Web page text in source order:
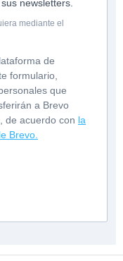
newsletters.
mediante el
de
formulario,
que
a Brevo
de acuerdo con la
Brevo.